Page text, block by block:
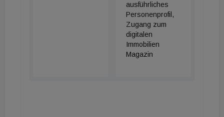
ausführliches
Personenprofil,
Zugang zum
digitalen
Immobilien
Magazin